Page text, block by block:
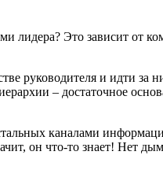
лидера? Это зависит от
руководителя и идти за
– достаточное
каналами
он что-то знает! Нет